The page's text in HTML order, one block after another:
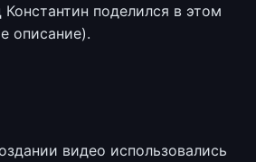
поделился в этом
описание).
видео использовались